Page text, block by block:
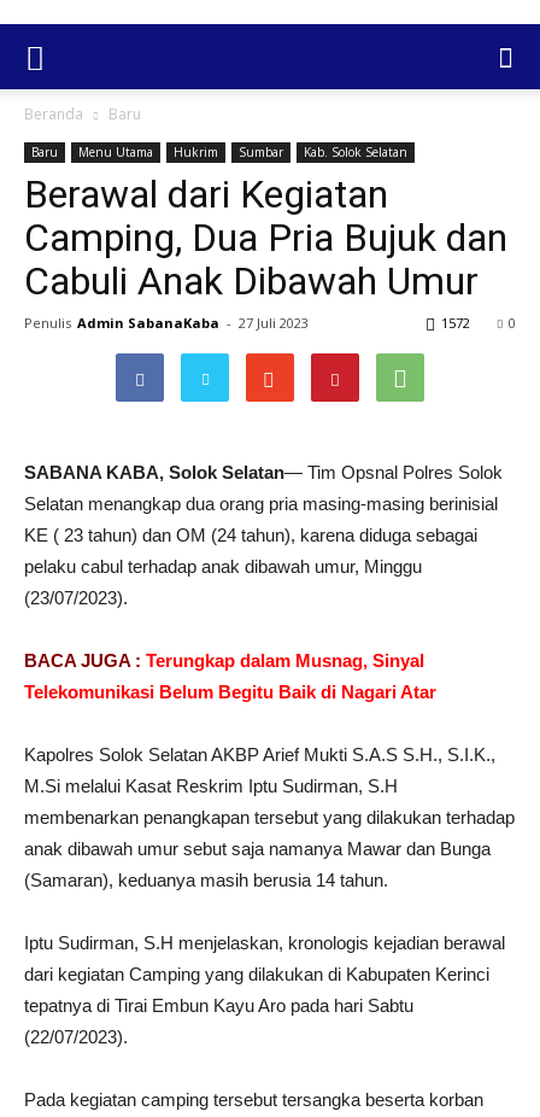
Beranda Baru
Baru Menu Utama Hukrim Sumbar Kab. Solok Selatan
Berawal dari Kegiatan
Camping, Dua Pria Bujuk dan
Cabuli Anak Dibawah Umur
Penulis Admin SabanaKaba - 27 Juli 2023 0
1572
SABANA KABA, Solok Selatan— Tim Opsnal Polres Solok
Selatan menangkap dua orang pria masing-masing berinisial
KE ( 23 tahun) dan OM (24 tahun), karena diduga sebagai
pelaku cabul terhadap anak dibawah umur, Minggu
(23/07/2023).
BACA JUGA : Terungkap dalam Musnag, Sinyal
Telekomunikasi Belum Begitu Baik di Nagari Atar
Kapolres Solok Selatan AKBP Arief Mukti S.A.S S.H., S.I.K.,
M.Si melalui Kasat Reskrim Iptu Sudirman, S.H
membenarkan penangkapan tersebut yang dilakukan terhadap
anak dibawah umur sebut saja namanya Mawar dan Bunga
(Samaran), keduanya masih berusia 14 tahun.
Iptu Sudirman, S.H menjelaskan, kronologis kejadian berawal
dari kegiatan Camping yang dilakukan di Kabupaten Kerinci
tepatnya di Tirai Embun Kayu Aro pada hari Sabtu
(22/07/2023).
Pada kegiatan camping tersebut tersangka beserta korban